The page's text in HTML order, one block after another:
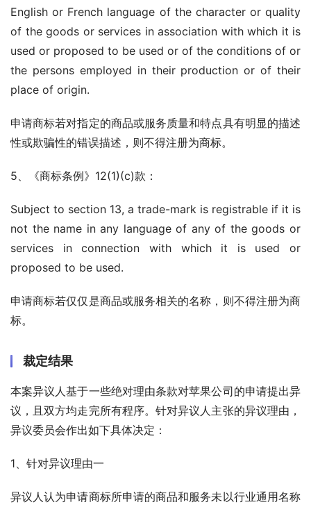
English or French language of the character or quality
of the goods or services in association with which it is
used or proposed to be used or of the conditions of or
the persons employed in their production or of their
place of origin.
申请商标若对指定的商品或服务质量和特点具有明显的描述
性或欺骗性的错误描述，则不得注册为商标。
5、《商标条例》12(1)(c)款：
Subject to section 13, a trade-mark is registrable if it is
not the name in any language of any of the goods or
services in connection with which it is used or
proposed to be used.
申请商标若仅仅是商品或服务相关的名称，则不得注册为商
标。
裁定结果
本案异议人基于一些绝对理由条款对苹果公司的申请提出异
议，且双方均走完所有程序。针对异议人主张的异议理由，
异议委员会作出如下具体决定：
1、针对异议理由一
异议人认为申请商标所申请的商品和服务未以行业通用名称